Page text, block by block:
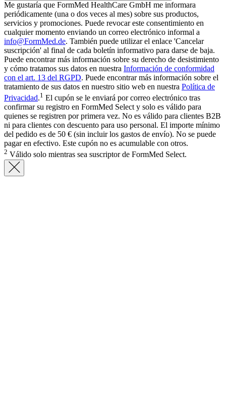
Me gustaría que FormMed HealthCare GmbH me informara
periódicamente (una o dos veces al mes) sobre sus productos,
servicios y promociones. Puede revocar este consentimiento en
cualquier momento enviando un correo electrónico informal a
info@FormMed.de. También puede utilizar el enlace 'Cancelar
suscripción' al final de cada boletín informativo para darse de baja.
Puede encontrar más información sobre su derecho de desistimiento
y cómo tratamos sus datos en nuestra Información de conformidad
con el art. 13 del RGPD. Puede encontrar más información sobre el
tratamiento de sus datos en nuestro sitio web en nuestra Política de
Privacidad.1 El cupón se le enviará por correo electrónico tras
confirmar su registro en FormMed Select y solo es válido para
quienes se registren por primera vez. No es válido para clientes B2B
ni para clientes con descuento para uso personal. El importe mínimo
del pedido es de 50 € (sin incluir los gastos de envío). No se puede
pagar en efectivo. Este cupón no es acumulable con otros.
2 Válido solo mientras sea suscriptor de FormMed Select.